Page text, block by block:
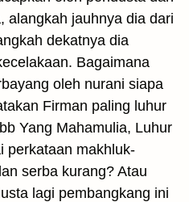
alangkah jauhnya dia dari
dekatnya dia
Bagaimana
oleh nurani siapa
Firman paling luhur
Yang Mahamulia, Luhur
perkataan makhluk-
serba kurang? Atau
lagi pembangkang ini